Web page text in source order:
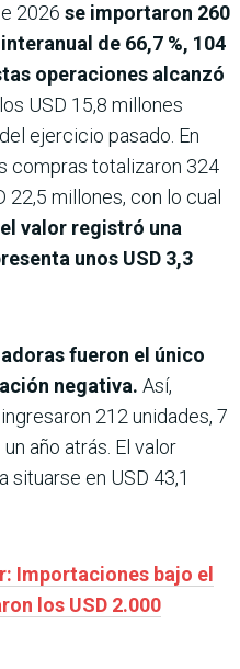
2026 se importaron 260
de 66,7 %, 104
operaciones alcanzó
USD 15,8 millones
ejercicio pasado. En
compras totalizaron 324
22,5 millones, con lo cual
el valor registró una
unos USD 3,3
fueron el único
negativa. Así,
212 unidades, 7
año atrás. El valor
situarse en USD 43,1
Importaciones bajo el
los USD 2.000